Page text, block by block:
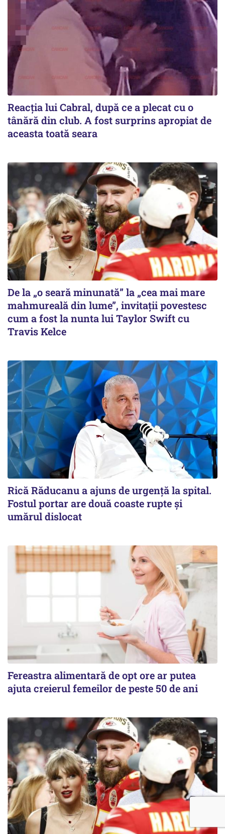
Reacția lui Cabral, după ce a plecat cu o
tânără din club. A fost surprins apropiat de
aceasta toată seara
De la „o seară minunată” la „cea mai mare
mahmureală din lume”, invitații povestesc
cum a fost la nunta lui Taylor Swift cu
Travis Kelce
Rică Răducanu a ajuns de urgență la spital.
Fostul portar are două coaste rupte și
umărul dislocat
Fereastra alimentară de opt ore ar putea
ajuta creierul femeilor de peste 50 de ani